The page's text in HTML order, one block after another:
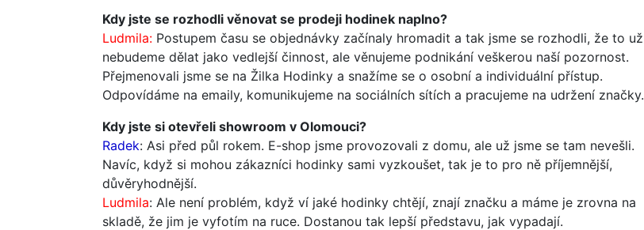
Kdy jste se rozhodli věnovat se prodeji hodinek naplno?
Ludmila: Postupem času se objednávky začínaly hromadit a tak jsme se rozhodli, že to už
nebudeme dělat jako vedlejší činnost, ale věnujeme podnikání veškerou naší pozornost.
Přejmenovali jsme se na Žilka Hodinky a snažíme se o osobní a individuální přístup.
Odpovídáme na emaily, komunikujeme na sociálních sítích a pracujeme na udržení značky.
Kdy jste si otevřeli showroom v Olomouci?
Radek: Asi před půl rokem. E-shop jsme provozovali z domu, ale už jsme se tam nevešli.
Navíc, když si mohou zákazníci hodinky sami vyzkoušet, tak je to pro ně příjemnější,
důvěryhodnější.
Ludmila: Ale není problém, když ví jaké hodinky chtějí, znají značku a máme je zrovna na
skladě, že jim je vyfotím na ruce. Dostanou tak lepší představu, jak vypadají.